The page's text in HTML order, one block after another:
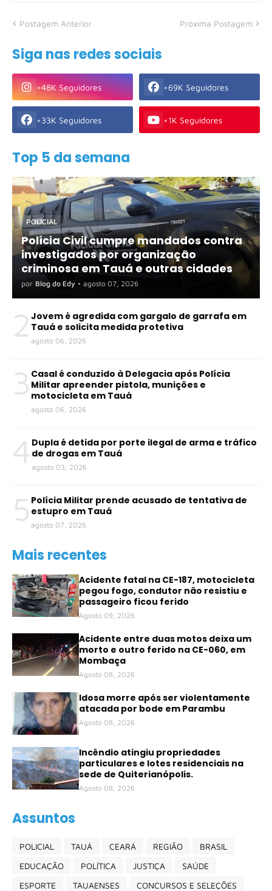
Postagem Anterior Próxima Postagem
Siga nas redes sociais
+48K Seguidores +69K Seguidores
+33K Seguidores +1K Seguidores
Top 5 da semana
POLICIAL
Polícia Civil cumpre mandados contra
investigados por organização
criminosa em Tauá e outras cidades
por Blog do Edy • agosto 07, 2026
2 Jovem é agredida com gargalo de garrafa em
Tauá e solicita medida protetiva
agosto 06, 2026
3 Casal é conduzido à Delegacia após Polícia
Militar apreender pistola, munições e
motocicleta em Tauá
agosto 06, 2026
4 Dupla é detida por porte ilegal de arma e tráfico
de drogas em Tauá
agosto 03, 2026
5 Polícia Militar prende acusado de tentativa de
estupro em Tauá
agosto 07, 2026
Mais recentes
Acidente fatal na CE-187, motocicleta
pegou fogo, condutor não resistiu e
passageiro ficou ferido
Agosto 09, 2026
Acidente entre duas motos deixa um
morto e outro ferido na CE-060, em
Mombaça
Agosto 08, 2026
Idosa morre após ser violentamente
atacada por bode em Parambu
Agosto 08, 2026
Incêndio atingiu propriedades
particulares e lotes residenciais na
sede de Quiterianópolis.
Agosto 08, 2026
Assuntos
POLICIAL TAUÁ CEARÁ REGIÃO
BRASIL
EDUCAÇÃO
POLÍTICA JUSTIÇA
SAÚDE
ESPORTE
TAUAENSES
CONCURSOS E SELEÇÕES